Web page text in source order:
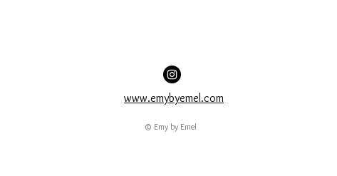
www.emybyemel.com
© Emy by Emel